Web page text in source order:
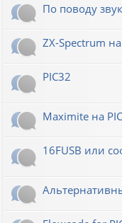
По поводу
ZX-Spectrum
PIC32
Maximite на
16FUSB или